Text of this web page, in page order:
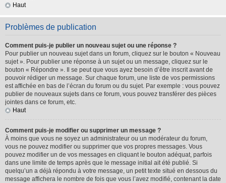
Haut
Problèmes de publication
Comment puis-je publier un nouveau sujet ou une réponse ?
Pour publier un nouveau sujet dans un forum, cliquez sur le bouton « Nouveau
sujet ». Pour publier une réponse à un sujet ou un message, cliquez sur le
bouton « Répondre ». Il se peut que vous ayez besoin d’être inscrit avant de
pouvoir rédiger un message. Sur chaque forum, une liste de vos permissions
est affichée en bas de l’écran du forum ou du sujet. Par exemple : vous pouvez
publier de nouveaux sujets dans ce forum, vous pouvez transférer des pièces
jointes dans ce forum, etc.
Haut
Comment puis-je modifier ou supprimer un message ?
À moins que vous ne soyez un administrateur ou un modérateur du forum,
vous ne pouvez modifier ou supprimer que vos propres messages. Vous
pouvez modifier un de vos messages en cliquant le bouton adéquat, parfois
dans une limite de temps après que le message initial ait été publié. Si
quelqu’un a déjà répondu à votre message, un petit texte situé en dessous du
message affichera le nombre de fois que vous l’avez modifié, contenant la date